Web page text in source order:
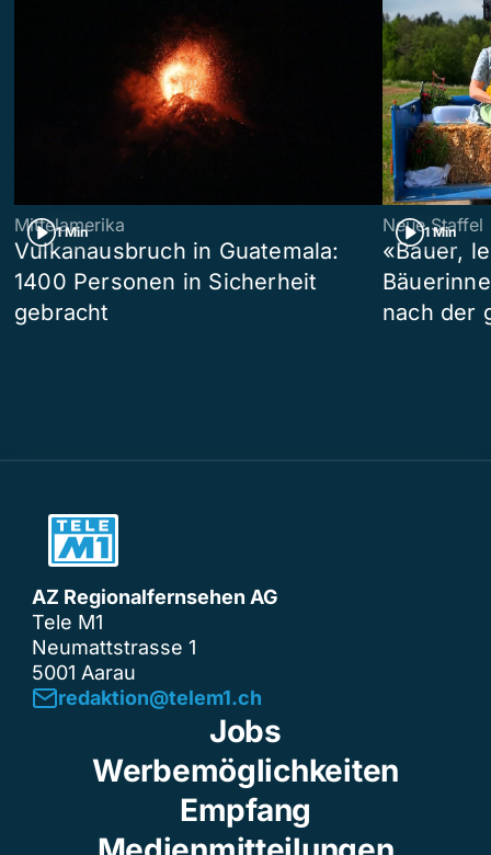
1 Min
Mittelamerika
Vulkanausbruch in Guatemala:
1400 Personen in Sicherheit
gebracht
1 Min
Neue Staffel
«Bauer,
nach der
AZ Regionalfernsehen AG
Tele M1
Neumattstrasse 1
5001 Aarau
redaktion@telem1.ch
Jobs
Werbemöglichkeiten
Empfang